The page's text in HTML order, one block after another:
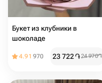
Букет из клубники в
шоколаде
4.91 970 23 722֏24 970֏